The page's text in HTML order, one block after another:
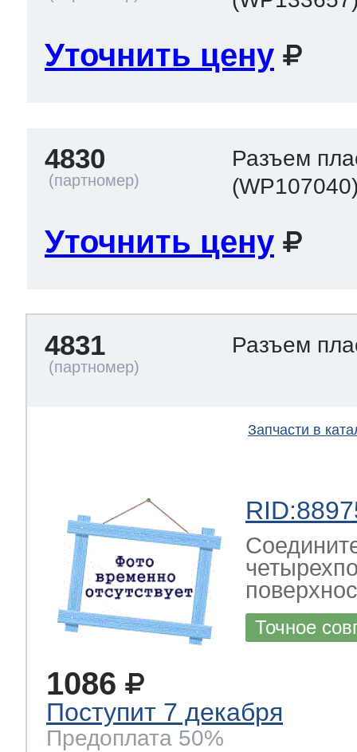
Thor
Kuppersbusch
Уточнить цену
4830
Разъем
Уточнить цену
4831 Разъем
Запчасти в
Точное
1086
Поступит 7 декабря
Предоплата 50%